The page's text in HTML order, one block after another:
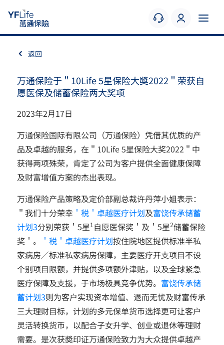
返回
万通保险于＂10Life 5星保险大奬2022＂荣获自
愿医保及储蓄保险两大奖项
2023年2月17日
万通保险国际有限公司（万通保险）凭借其优质的产
品及卓越的服务，在＂10Life 5星保险大奖2022＂中
获得两项殊荣，肯定了公司为客户提供全面健康保障
及财富增值方案的杰出表现。
万通保险产品策略及定价部副总裁许丹萍小姐表示：
＂我们十分荣幸＇税＇卓越医疗计划及富饶传承储蓄
计划3分别荣获＇5星1 自愿医保奖＇及＇5星2储蓄保险
奖＇。
＇税＇卓越医疗计划按住院地区提供标准半私
家病房／标准私家病房保障，主要医疗开支项目不设
个别项目限额，并提供多项额外津贴，以及全球紧急
医疗保障及支援，于市场极具竞争优势。 富饶传承储
蓄计划3则为客户实现资本增值、退而无忧及财富传承
三大理财目标，计划的多元保单货币选择更可让客户
灵活转换货币，以配合子女升学、创业或退休等理财
需要。是次获奬印证万通保险致力为大众提供卓越产